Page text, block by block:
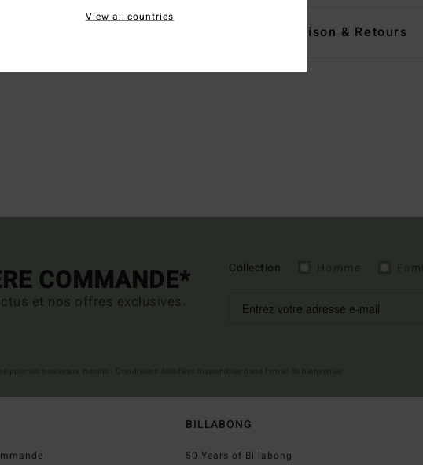
Livraison & Retours
COMMANDE*
et nos offres exclusives.
Collection
BILLABONG
50 Years of Billabong
View all countries